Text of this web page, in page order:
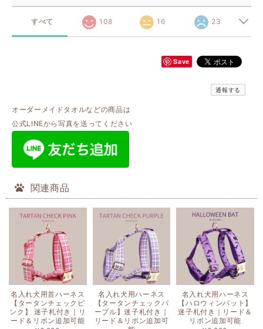
すべて 108 16 23
Save
通報する
オーダーメイドタオルなどの商品は
公式LINEから写真を送ってください
関連商品
名入れ犬用首ハーネス
【タータンチェックピ
ンク】 迷子札付き｜リ
ード＆リボン追加可能
名入れ犬用ハーネス
【タータンチェックパ
ープル】迷子札付き｜
リード＆リボン追加可
名入れ犬用ハーネス
【ハロウィンバット】
迷子札付き｜リード＆
リボン追加可能